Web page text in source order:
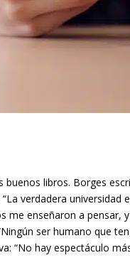
libros. Borges
verdadera
me enseñaron a
ser humano que
“No hay espectáculo